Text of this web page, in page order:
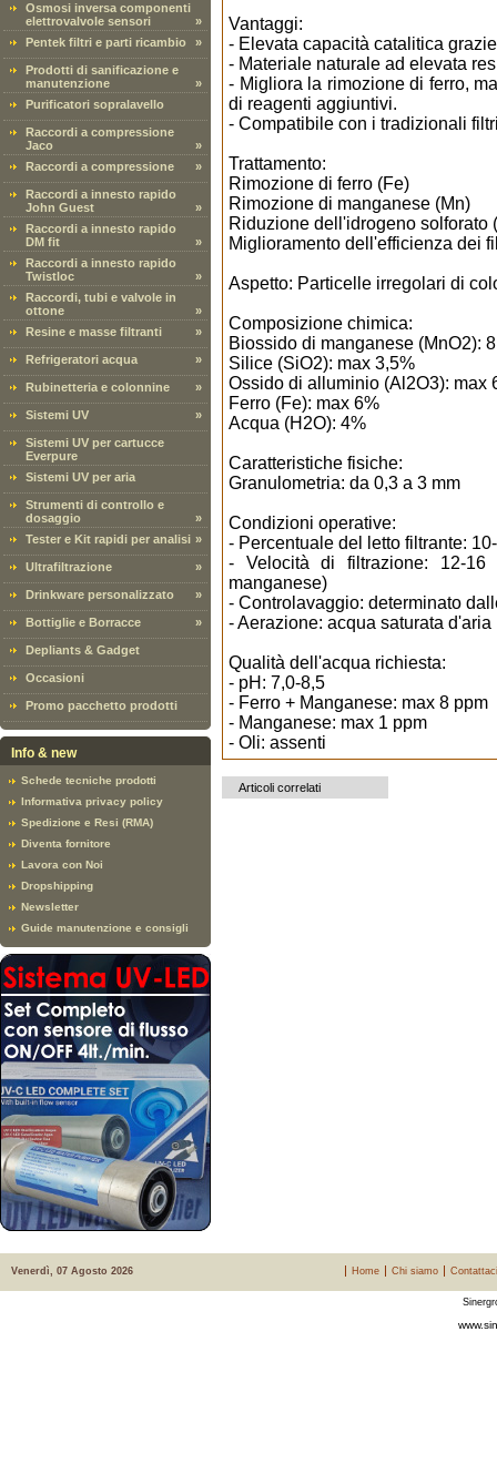
Osmosi inversa componenti
elettrovalvole sensori
»
Pentek filtri e parti ricambio
»
Prodotti di sanificazione e
manutenzione
»
Purificatori sopralavello
Raccordi a compressione
Jaco
»
Raccordi a compressione
»
Raccordi a innesto rapido
John Guest
»
Raccordi a innesto rapido
DM fit
»
Raccordi a innesto rapido
Twistloc
»
Raccordi, tubi e valvole in
ottone
»
Resine e masse filtranti
»
Refrigeratori acqua »
Rubinetteria e colonnine »
Sistemi UV »
Sistemi UV per cartucce
Everpure
Sistemi UV per aria
Strumenti di controllo e
dosaggio
»
Tester e Kit rapidi per analisi »
Ultrafiltrazione »
Drinkware personalizzato »
Bottiglie e Borracce »
Depliants & Gadget
Occasioni
Promo pacchetto prodotti
Info & new
Schede tecniche prodotti
Informativa privacy policy
Spedizione e Resi (RMA)
Diventa fornitore
Lavora con Noi
Dropshipping
Newsletter
Guide manutenzione e consigli
Vantaggi:
- Elevata capacità catalitica
- Materiale naturale ad elevata
- Migliora la rimozione di ferro,
di reagenti aggiuntivi.
- Compatibile con i tradizionali
Trattamento:
Rimozione di ferro (Fe)
Rimozione di manganese (Mn)
Riduzione dell'idrogeno solforato
Miglioramento dell'efficienza dei
Aspetto: Particelle irregolari di
Composizione chimica:
Biossido di manganese (MnO2):
Silice (SiO2): max 3,5%
Ossido di alluminio (Al2O3): max
Ferro (Fe): max 6%
Acqua (H2O): 4%
Caratteristiche fisiche:
Granulometria: da 0,3 a 3 mm
Condizioni operative:
- Percentuale del letto filtrante:
- Velocità di filtrazione: 12-
manganese)
- Controlavaggio: determinato
- Aerazione: acqua saturata d'aria
Qualità dell'acqua richiesta:
- pH: 7,0-8,5
- Ferro + Manganese: max 8 ppm
- Manganese: max 1 ppm
- Oli: assenti
Articoli correlati
Venerdì, 07 Agosto 2026 Home Chi siamo Contattaci